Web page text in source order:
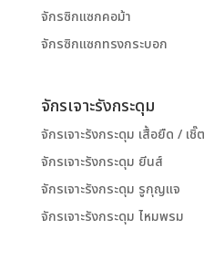
จักรซิกแซกคอม้า
จักรซิกแซกทรงกระบอก
จักรเจาะรังกระดุม
จักรเจาะรังกระดุม เสื้อยืด / เชิ๊ต
จักรเจาะรังกระดุม ยีนส์
จักรเจาะรังกระดุม รูกุญแจ
จักรเจาะรังกระดุม ไหมพรม